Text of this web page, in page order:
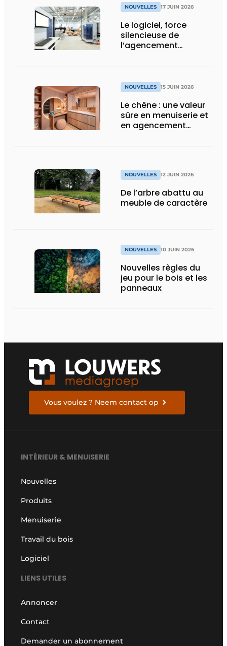
NOUVELLES 17 JUIN 2026
Le logiciel, force
silencieuse de
l’agencement
NOUVELLES 15 JUIN 2026
Le chêne : une valeur
sûre en menuiserie et
en agencement
NOUVELLES 12 JUIN 2026
De l’arbre abattu au
meuble de caractère
NOUVELLES 10 JUIN 2026
Nouvelles règles du
jeu pour le bois et les
panneaux
Vous voulez ? Neem contact op
INTÉRIEUR & MENUISERIE
Nouvelles
Produits
Menuiserie
Travail du bois
Logiciel
LIENS UTILES
Annoncer
Contact
Demander un abonnement